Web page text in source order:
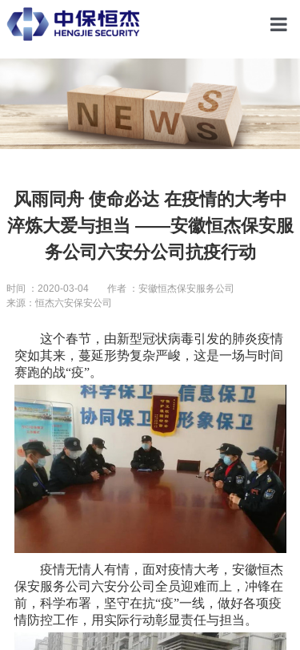
关
解
风雨同舟 使命必达 在疫情的大考中
淬炼大爱与担当 ——安徽恒杰保安服
务公司六安分公司抗疫行动
时间 ：2020-03-04
作者 ：安徽恒杰保安服务公司
来源：恒杰六安保安公司
这个春节，由新型冠状病毒引发的肺炎疫情
突如其来，蔓延形势复杂严峻，这是一场与时间
赛跑的战“疫”。
疫情无情人有情，面对疫情大考，安徽恒杰
保安服务公司六安分公司全员迎难而上，冲锋在
前，科学布署，坚守在抗“疫”一线，做好各项疫
情防控工作，用实际行动彰显责任与担当。